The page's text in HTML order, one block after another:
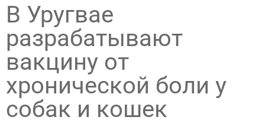
В Уругвае
разрабатывают
вакцину от
хронической боли у
собак и кошек